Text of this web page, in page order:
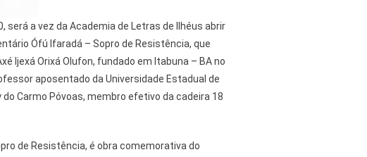
será a vez da Academia de Letras de Ilhéus abrir
Ófú Ifaradá – Sopro de Resistência, que
Ijexá Orixá Olufon, fundado em Itabuna – BA no
aposentado da Universidade Estadual de
Carmo Póvoas, membro efetivo da cadeira 18
de Resistência, é obra comemorativa do